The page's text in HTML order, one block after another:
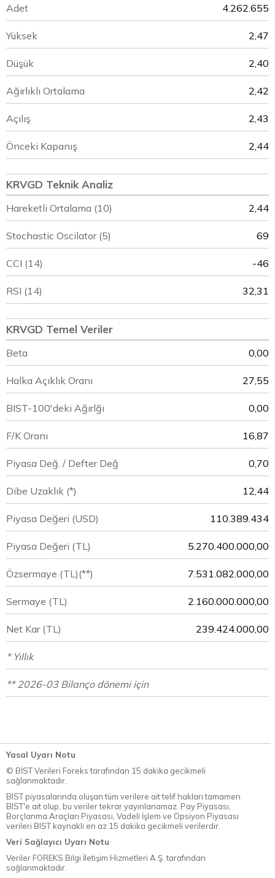
Adet 4.262.655
Yüksek 2,47
Düşük 2,40
Ağırlıklı Ortalama 2,42
Açılış 2,43
Önceki Kapanış 2,44
KRVGD Teknik Analiz
Hareketli Ortalama (10) 2,44
Stochastic Oscilator (5) 69
CCI (14) -46
RSI (14) 32,31
KRVGD Temel Veriler
Beta 0,00
Halka Açıklık Oranı 27,55
BIST-100'deki Ağırlğı 0,00
F/K Oranı 16,87
Piyasa Değ. / Defter Değ 0,70
Dibe Uzaklık (*) 12,44
Piyasa Değeri (USD) 110.389.434
Piyasa Değeri (TL) 5.270.400.000,00
Özsermaye (TL)(**) 7.531.082.000,00
Sermaye (TL) 2.160.000.000,00
Net Kar (TL) 239.424.000,00
* Yıllık
** 2026-03 Bilanço dönemi için
Yasal Uyarı Notu
© BİST Verileri Foreks tarafından 15 dakika gecikmeli
sağlanmaktadır.
BIST piyasalarında oluşan tüm verilere ait telif hakları tamamen
BIST'e ait olup, bu veriler tekrar yayınlanamaz. Pay Piyasası,
Borçlanma Araçları Piyasası, Vadeli İşlem ve Opsiyon Piyasası
verileri BIST kaynaklı en az 15 dakika gecikmeli verilerdir.
Veri Sağlayıcı Uyarı Notu
Veriler FOREKS Bilgi İletişim Hizmetleri A.Ş. tarafından
sağlanmaktadır.